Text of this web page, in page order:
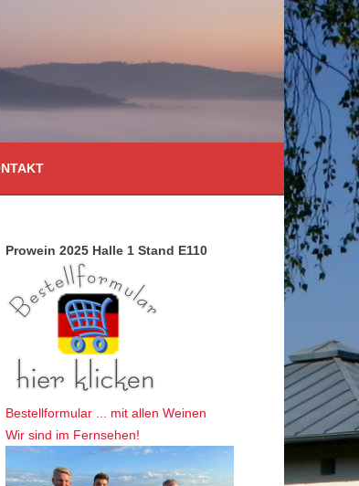
Prowein 2025 Halle 1 Stand E110
Bestellformular ... mit allen Weinen
Wir sind im Fernsehen!